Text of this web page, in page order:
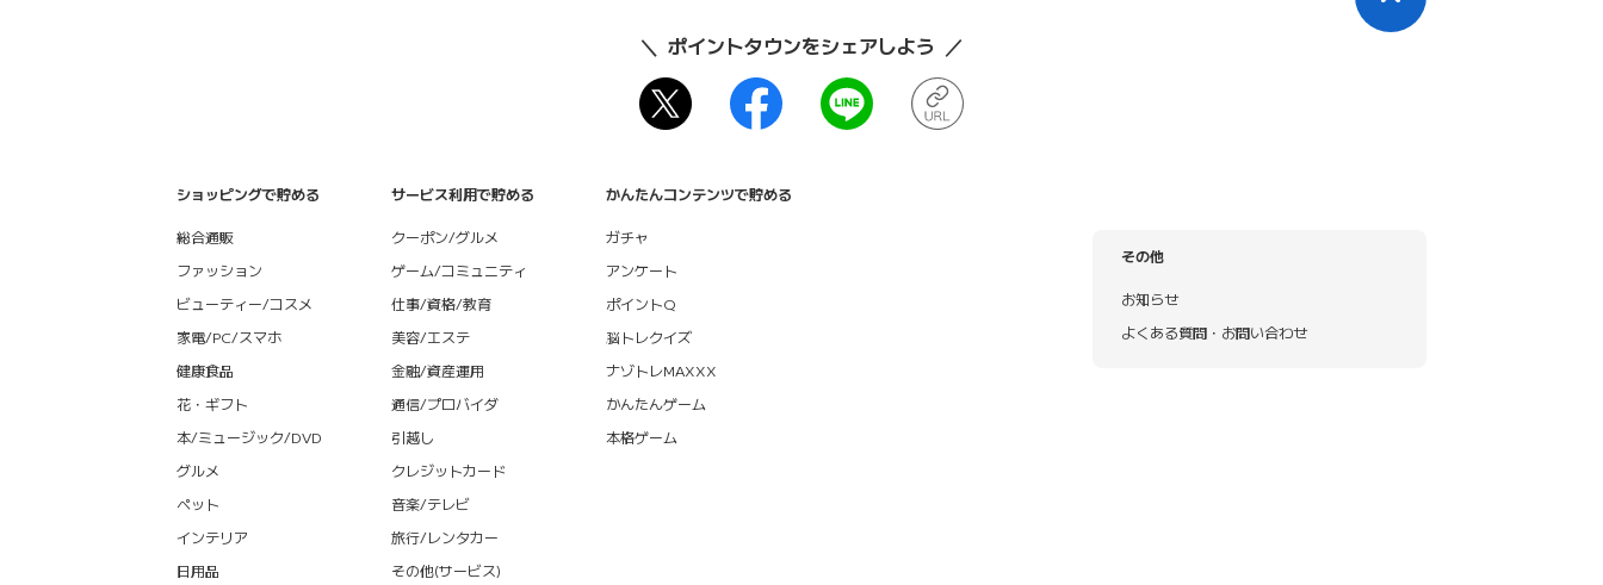
ポイントタウンをシェアしよう
ショッピングで貯める
総合通販
ファッション
ビューティー/コスメ
家電/PC/スマホ
健康食品
花・ギフト
本/ミュージック/DVD
グルメ
ペット
インテリア
日用品
サービス利用で貯める
クーポン/グルメ
ゲーム/コミュニティ
仕事/資格/教育
美容/エステ
金融/資産運用
通信/プロバイダ
引越し
クレジットカード
音楽/テレビ
旅行/レンタカー
その他(サービス)
かんたんコンテンツで貯める
ガチャ
アンケート
ポイントQ
脳トレクイズ
ナゾトレMAXXX
かんたんゲーム
本格ゲーム
その他
お知らせ
よくある質問・お問い合わせ